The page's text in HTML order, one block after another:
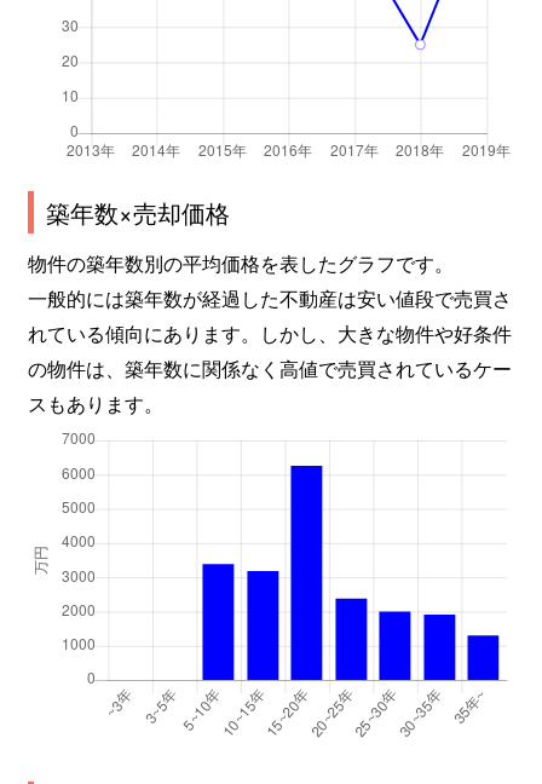
築年数×売却価格
物件の築年数別の平均価格を表したグラフです。
一般的には築年数が経過した不動産は安い値段で売買さ
れている傾向にあります。しかし、大きな物件や好条件
の物件は、築年数に関係なく高値で売買されているケー
スもあります。